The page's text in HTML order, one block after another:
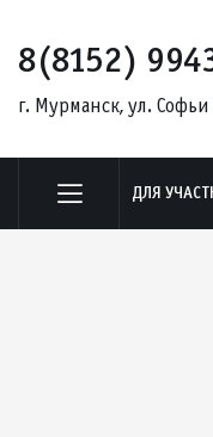
8(8152)
г. Мурманск, ул.
ДЛЯ